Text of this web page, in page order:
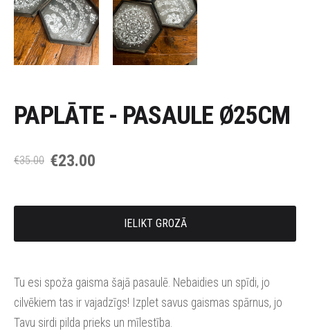
PAPLĀTE - PASAULE Ø25CM
€35.00 €23.00
IELIKT GROZĀ
Tu esi spoža gaisma šajā pasaulē. Nebaidies un spīdi, jo
cilvēkiem tas ir vajadzīgs! Izplet savus gaismas spārnus, jo
Tavu sirdi pilda prieks un mīlestība.